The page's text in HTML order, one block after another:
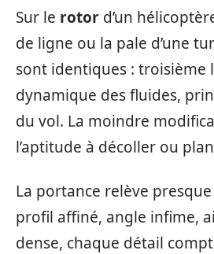
Sur le rotor d’un
de ligne ou la pale d’une
sont identiques : troisième
dynamique des fluides,
du vol. La moindre
l’aptitude à décoller ou
La portance relève
profil affiné, angle infime,
dense, chaque détail